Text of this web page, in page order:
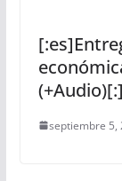
(+Audio)[:]
septiembre 5,